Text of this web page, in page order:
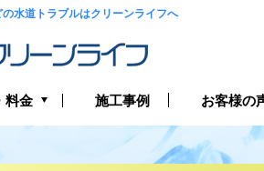
水道トラブルはクリーンライフへ
料金
漏れ
施工事例 お客様の